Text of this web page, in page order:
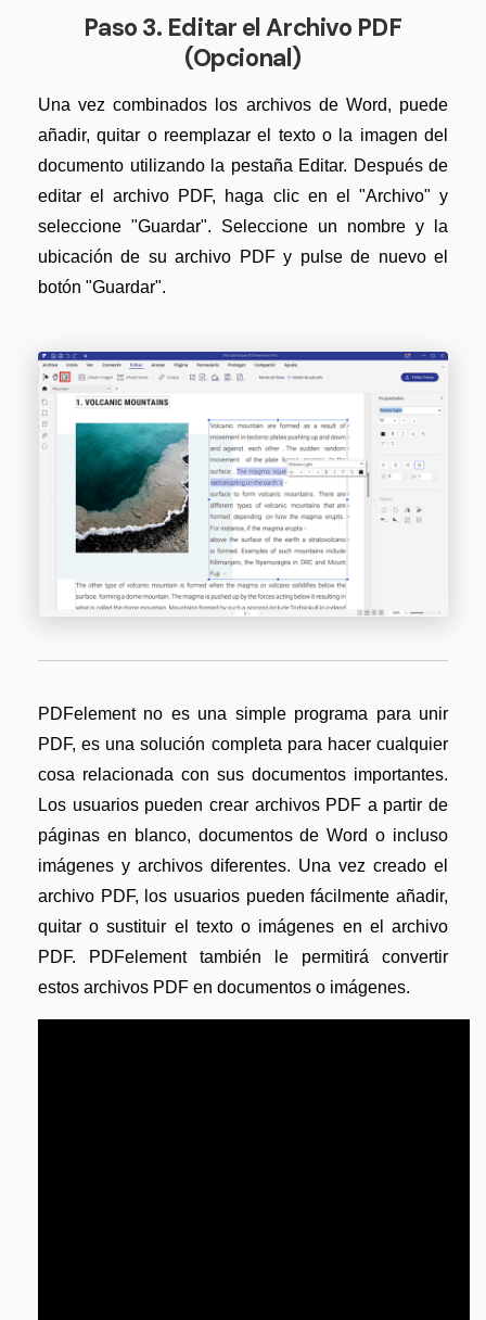
Paso 3. Editar el Archivo PDF
(Opcional)
Una vez combinados los archivos de Word, puede
añadir, quitar o reemplazar el texto o la imagen del
documento utilizando la pestaña Editar. Después de
editar el archivo PDF, haga clic en el "Archivo" y
seleccione "Guardar". Seleccione un nombre y la
ubicación de su archivo PDF y pulse de nuevo el
botón "Guardar".
PDFelement no es una simple programa para unir
PDF, es una solución completa para hacer cualquier
cosa relacionada con sus documentos importantes.
Los usuarios pueden crear archivos PDF a partir de
páginas en blanco, documentos de Word o incluso
imágenes y archivos diferentes. Una vez creado el
archivo PDF, los usuarios pueden fácilmente añadir,
quitar o sustituir el texto o imágenes en el archivo
PDF. PDFelement también le permitirá convertir
estos archivos PDF en documentos o imágenes.